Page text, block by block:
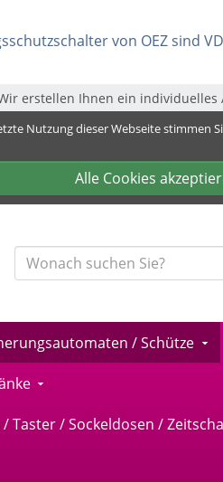
von OEZ sind
erstellen Ihnen ein individuelles
Nutzung dieser Webseite stimmen
Alle Cookies
/ Schütze
Taster / Sockeldosen /